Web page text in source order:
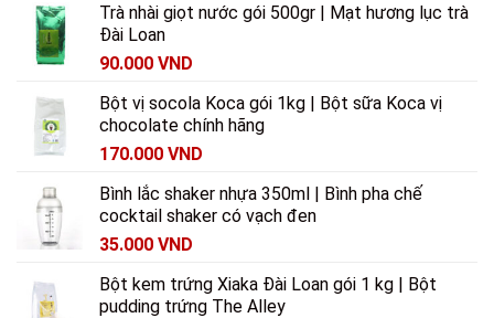
Trà nhài giọt nước gói 500gr | Mạt hương lục trà
Đài Loan
90.000 VND
Bột vị socola Koca gói 1kg | Bột sữa Koca vị
chocolate chính hãng
170.000 VND
Bình lắc shaker nhựa 350ml | Bình pha chế
cocktail shaker có vạch đen
35.000 VND
Bột kem trứng Xiaka Đài Loan gói 1 kg | Bột
pudding trứng The Alley